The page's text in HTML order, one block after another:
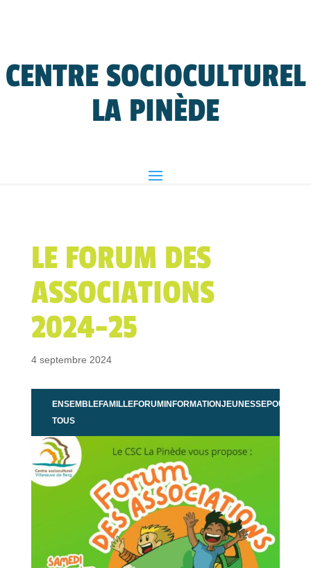
CENTRE SOCIOCULTUREL
LA PINÈDE
LE FORUM DES
ASSOCIATIONS
2024-25
4 septembre 2024
ENSEMBLEFAMILLEFORUM INFORMATIONJEUNESSEPOUR
TOUS